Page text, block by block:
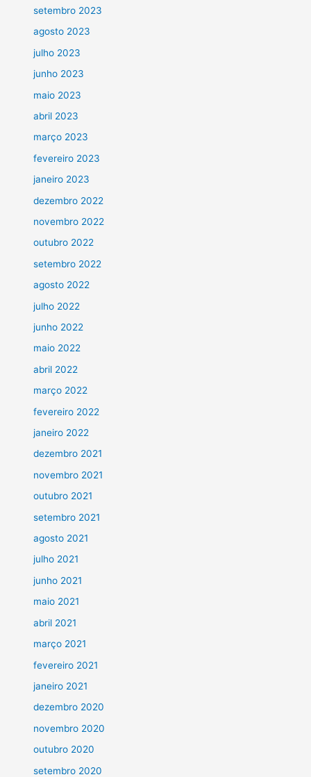
setembro 2023
agosto 2023
julho 2023
junho 2023
maio 2023
abril 2023
março 2023
fevereiro 2023
janeiro 2023
dezembro 2022
novembro 2022
outubro 2022
setembro 2022
agosto 2022
julho 2022
junho 2022
maio 2022
abril 2022
março 2022
fevereiro 2022
janeiro 2022
dezembro 2021
novembro 2021
outubro 2021
setembro 2021
agosto 2021
julho 2021
junho 2021
maio 2021
abril 2021
março 2021
fevereiro 2021
janeiro 2021
dezembro 2020
novembro 2020
outubro 2020
setembro 2020